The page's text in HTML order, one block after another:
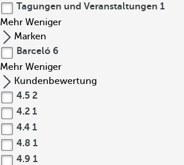
Tagungen und Veranstaltungen 1
Mehr Weniger
Marken
Barceló 6
Mehr Weniger
Kundenbewertung
4.5 2
4.2 1
4.4 1
4.8 1
4.9 1